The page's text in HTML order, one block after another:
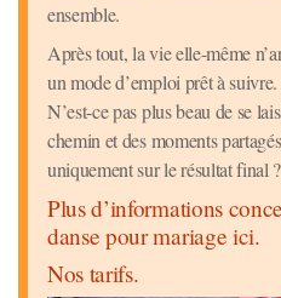
ensemble.
Après tout, la vie elle-même
un mode d’emploi prêt à suivre.
N’est-ce pas plus beau de se
chemin et des moments
uniquement sur le résultat final ?
Plus d’informations
danse pour mariage ici.
Nos tarifs.